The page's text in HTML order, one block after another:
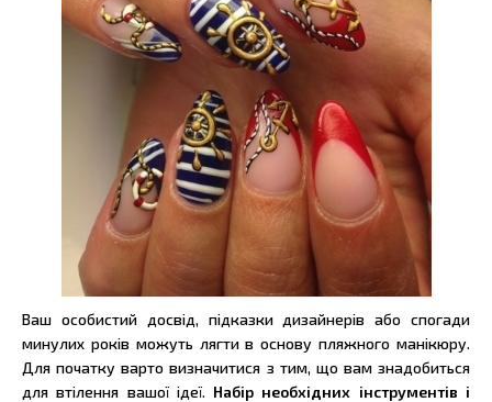
Ваш особистий досвід, підказки дизайнерів або спогади
минулих років можуть лягти в основу пляжного манікюру.
Для початку варто визначитися з тим, що вам знадобиться
для втілення вашої ідеї. Набір необхідних інструментів і